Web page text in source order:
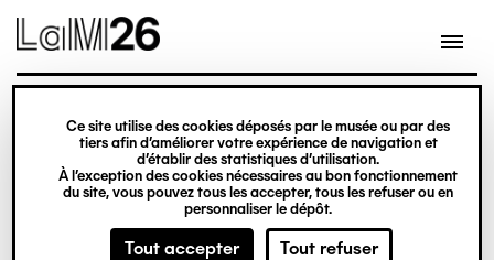
Gestion des cookies
Ce site utilise des cookies déposés par le musée ou par des
tiers afin d’améliorer votre expérience de navigation et
d’établir des statistiques d’utilisation.
À l’exception des cookies nécessaires au bon fonctionnement
du site, vous pouvez tous les accepter, tous les refuser ou en
personnaliser le dépôt.
Tout accepter Tout refuser
contenu
© Crédit photo : DUBART Cécile